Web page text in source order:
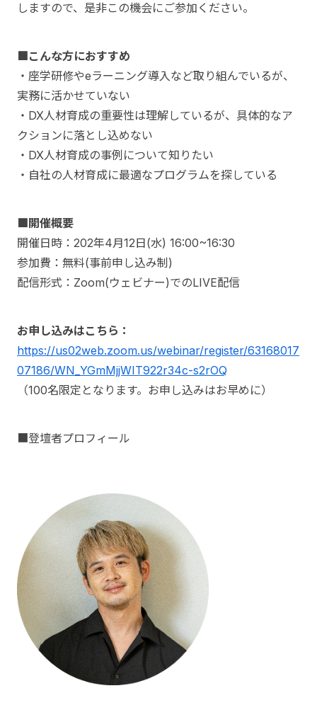
しますので、是非この機会にご参加ください。
■こんな方におすすめ
・座学研修やeラーニング導入など取り組んでいるが、
実務に活かせていない
・DX人材育成の重要性は理解しているが、具体的なア
クションに落とし込めない
・DX人材育成の事例について知りたい
・自社の人材育成に最適なプログラムを探している
■開催概要
開催日時：202年4月12日(水) 16:00~16:30
参加費：無料(事前申し込み制)
配信形式：Zoom(ウェビナー)でのLIVE配信
お申し込みはこちら：
https://us02web.zoom.us/webinar/register/63168017
07186/WN_YGmMjjWIT922r34c-s2rOQ
（100名限定となります。お申し込みはお早めに）
■登壇者プロフィール